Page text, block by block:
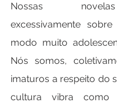
Nossas
excessivamente
modo muito
Nós somos,
imaturos a respeito do
cultura vibra como